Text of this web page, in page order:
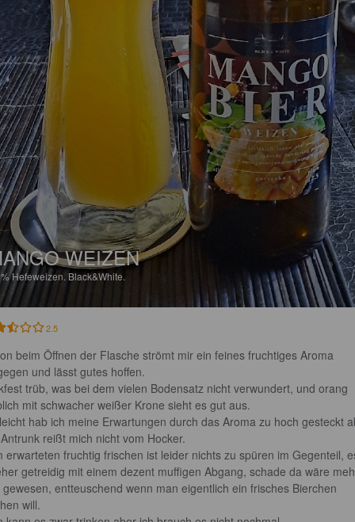
WEIZEN
Hefeweizen. Black&White.
2.5
beim Öffnen der Flasche strömt mir ein feines fruchtiges Aroma
und lässt gutes hoffen.
trüb, was bei dem vielen Bodensatz nicht verwundert, und orang
mit schwacher weißer Krone sieht es gut aus.
hab ich meine Erwartungen durch das Aroma zu hoch gesteckt
reißt mich nicht vom Hocker.
erwarteten fruchtig frischen ist leider nichts zu spüren im Gegenteil,
getreidig mit einem dezent muffigen Abgang, schade da wäre
gewesen, entteuschend wenn man eigentlich ein frisches Bierchen
will.